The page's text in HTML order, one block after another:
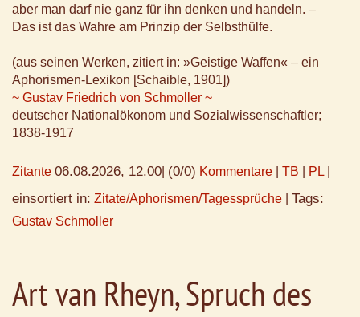
aber man darf nie ganz für ihn denken und handeln. –
Das ist das Wahre am Prinzip der Selbsthülfe.
(aus seinen Werken, zitiert in: »Geistige Waffen« – ein
Aphorismen-Lexikon [Schaible, 1901])
~ Gustav Friedrich von Schmoller ~
deutscher Nationalökonom und Sozialwissenschaftler;
1838-1917
Zitante 06.08.2026, 12.00 (0/0) Kommentare TB PL
einsortiert in: Zitate/Aphorismen/Tagessprüche Tags:
Gustav Schmoller
Art van Rheyn, Spruch des